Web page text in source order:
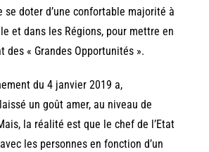
se doter d’une confortable majorité à
et dans les Régions, pour mettre en
des « Grandes Opportunités ».
du 4 janvier 2019 a,
un goût amer, au niveau de
la réalité est que le chef de l’Etat
les personnes en fonction d’un